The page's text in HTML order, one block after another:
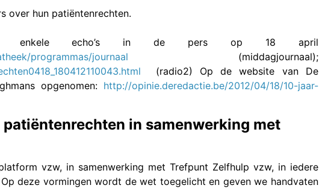
over hun patiëntenrechten.
echo’s in de pers op 18 april
programmas/journaal (middagjournaal);
(radio2) Op de website van De
opgenomen: http://opinie.deredactie.be/2012/04/18/10-jaar-
in samenwerking met
vzw, in samenwerking met Trefpunt Zelfhulp vzw, in iedere
deze vormingen wordt de wet toegelicht en geven we handvaten